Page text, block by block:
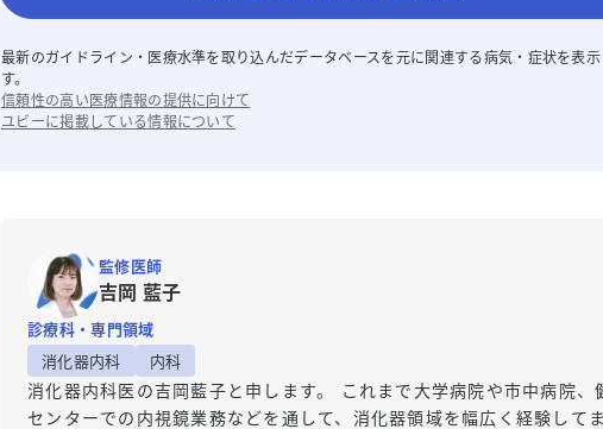
最新のガイドライン・医療水準を取り込んだデータベースを元に関連する病気・症状を表
す。
信頼性の高い医療情報の提供に向けて
ユビーに掲載している情報について
監修医師
吉岡 藍子
診療科・専門領域
消化器内科
内科
消化器内科医の吉岡藍子と申します。 これまで大学病院や市中病院、
センターでの内視鏡業務などを通して、消化器領域を幅広く経験して